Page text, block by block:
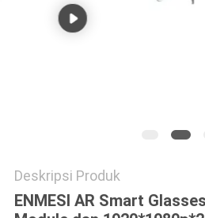
Deskripsi Produk
ENMESI AR Smart